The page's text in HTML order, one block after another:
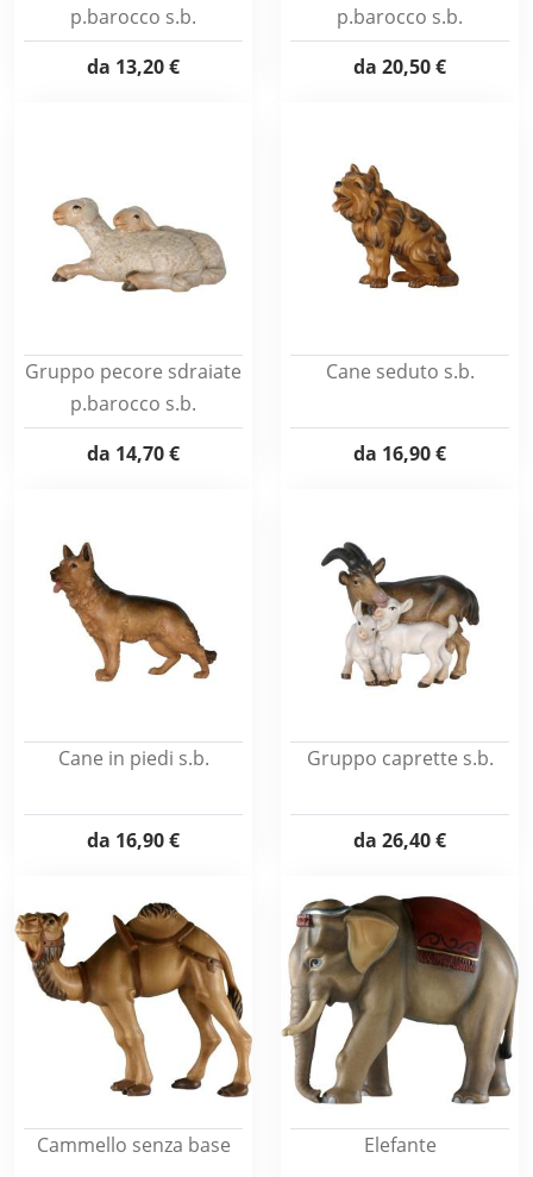
p.barocco s.b.
da 13,20 €
p.barocco s.b.
da 20,50 €
Gruppo pecore sdraiate
p.barocco s.b.
da 14,70 €
Cane seduto s.b.
da 16,90 €
Cane in piedi s.b.
da 16,90 €
Gruppo caprette s.b.
da 26,40 €
Cammello senza base Elefante